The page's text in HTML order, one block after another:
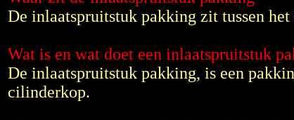
De inlaatspruitstuk pakking zit tussen
Wat is en wat doet een inlaatspruitstuk
De inlaatspruitstuk pakking, is een
cilinderkop.